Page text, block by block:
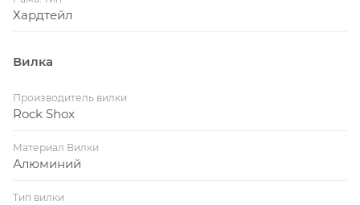
Хардтейл
Вилка
Производитель вилки
Rock Shox
Материал Вилки
Алюминий
Тип вилки